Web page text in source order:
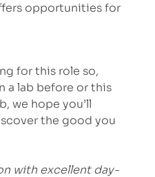
opportunities for
for this role so,
a lab before or this
we hope you’ll
the good you
with excellent day-